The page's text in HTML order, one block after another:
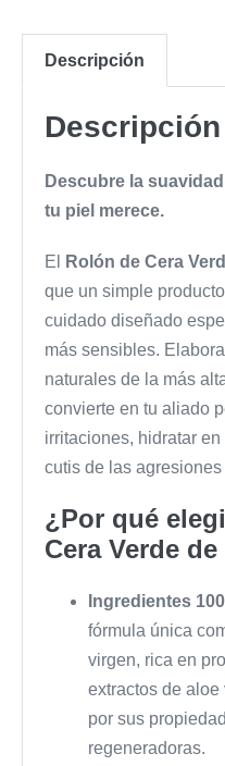
Descripción
Descripción
Descubre la
tu piel merece.
El Rolón de Cera
que un simple
cuidado diseñado
más sensibles.
naturales de la más
convierte en tu aliado
irritaciones, hidratar
cutis de las agresiones
¿Por qué
Cera Verde de
Ingredientes
fórmula única
virgen, rica en
extractos de
por sus
regeneradoras.